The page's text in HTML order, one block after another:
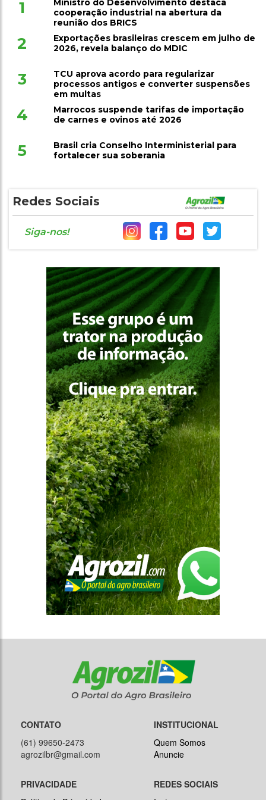
1
Ministro do Desenvolvimento destaca
cooperação industrial na abertura da
reunião dos BRICS
2
Exportações brasileiras crescem em julho de
2026, revela balanço do MDIC
3
TCU aprova acordo para regularizar
processos antigos e converter suspensões
em multas
4
Marrocos suspende tarifas de importação
de carnes e ovinos até 2026
5
Brasil cria Conselho Interministerial para
fortalecer sua soberania
Redes Sociais
Siga-nos!
CONTATO
(61) 99650-2473
agrozilbr@gmail.com
INSTITUCIONAL
Quem Somos
Anuncie
PRIVACIDADE
REDES SOCIAIS